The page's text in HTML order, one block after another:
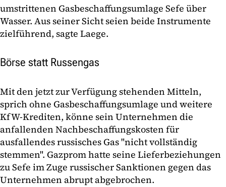
umstrittenen Gasbeschaffungsumlage Sefe über
Wasser. Aus seiner Sicht seien beide Instrumente
zielführend, sagte Laege.
Börse statt Russengas
Mit den jetzt zur Verfügung stehenden Mitteln,
sprich ohne Gasbeschaffungsumlage und weitere
KfW-Krediten, könne sein Unternehmen die
anfallenden Nachbeschaffungskosten für
ausfallendes russisches Gas "nicht vollständig
stemmen". Gazprom hatte seine Lieferbeziehungen
zu Sefe im Zuge russischer Sanktionen gegen das
Unternehmen abrupt abgebrochen.